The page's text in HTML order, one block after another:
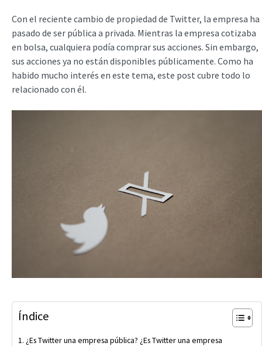
Con el reciente cambio de propiedad de Twitter, la empresa ha
pasado de ser pública a privada. Mientras la empresa cotizaba
en bolsa, cualquiera podía comprar sus acciones. Sin embargo,
sus acciones ya no están disponibles públicamente. Como ha
habido mucho interés en este tema, este post cubre todo lo
relacionado con él.
Índice
¿Es Twitter una empresa pública? ¿Es Twitter una empresa